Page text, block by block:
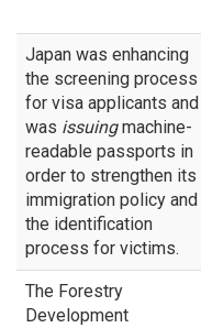
Japan was enhancing
the screening process
for visa applicants and
was issuingmachine-
readable passports in
order to strengthen its
immigration policy and
the identification
process for victims.
The Forestry
Development